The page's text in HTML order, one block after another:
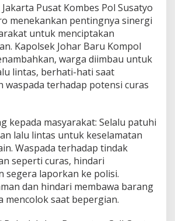
,
W
a
r
g
a
D
i
a
u
T
a
t
L
a
u
Pusat Kombes Pol Susatyo
menekankan pentingnya sinergi
untuk menciptakan
Kapolsek Johar Baru Kompol
warga diimbau untuk
lintas, berhati-hati saat
waspada terhadap potensi curas
kepada masyarakat: Selalu patuhi
lalu lintas untuk keselamatan
Waspada terhadap tindak
seperti curas, hindari
segera laporkan ke polisi.
dan hindari membawa barang
mencolok saat bepergian.